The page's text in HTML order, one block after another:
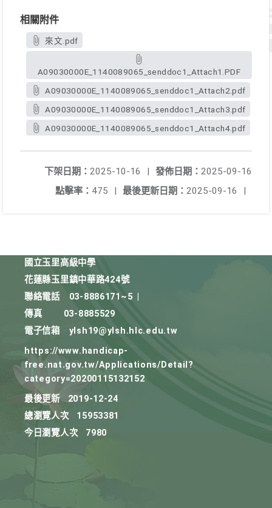
相關附件
來文.pdf
A09030000E_1140089065_senddoc1_Attach1.PDF
A09030000E_1140089065_senddoc1_Attach2.pdf
A09030000E_1140089065_senddoc1_Attach3.pdf
A09030000E_1140089065_senddoc1_Attach4.pdf
發佈日期： 2025-09-16
下架日期： 2025-10-16
|
最後更新日期： 2025-09-16 |
點擊率： 475 |
國立玉里高級中學
花蓮縣玉里鎮中華路424號
聯絡電話
03-8886171~5
傳真
03-8885529
電子信箱
ylsh19@ylsh.hlc.edu.tw
https://www.handicap-
free.nat.gov.tw/Applications/Detail?
category=20200115132152
最後更新
2019-12-24
總瀏覽人次
15953381
今日瀏覽人次
7980